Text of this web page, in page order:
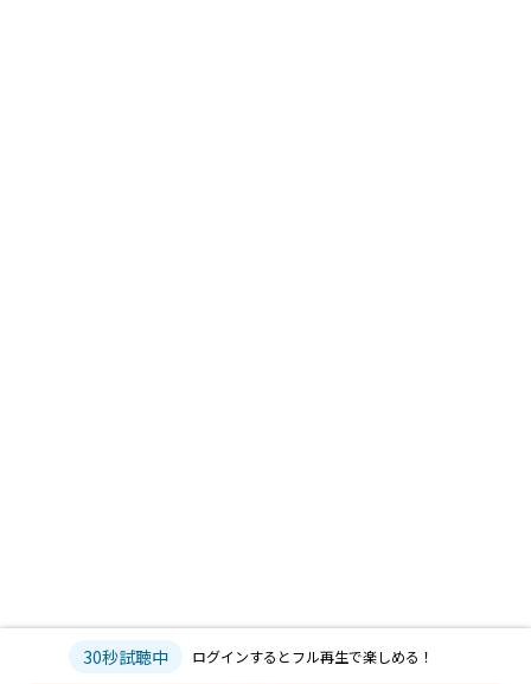
30秒試聴中 ログインするとフル再生で楽しめる！